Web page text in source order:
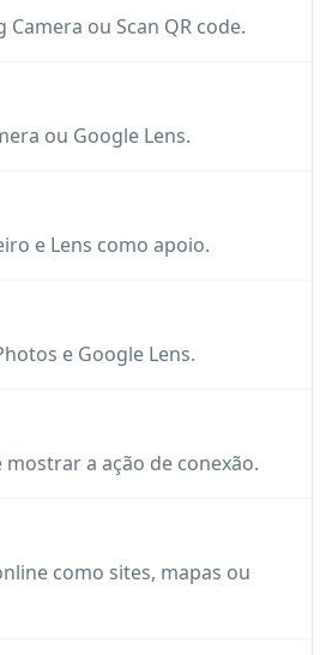
Camera ou Scan QR code.
ou Google Lens.
e Lens como apoio.
e Google Lens.
a ação de conexão.
como sites, mapas ou